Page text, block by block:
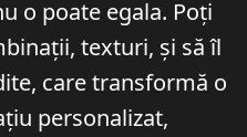
o poate egala. Poți
texturi, și să îl
care transformă o
personalizat,